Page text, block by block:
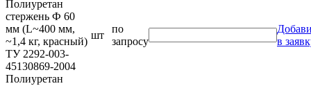
Полиуретан
стержень Ф 60
мм (L~400 мм,
~1,4 кг, красный)
ТУ 2292-003-
45130869-2004
шт
по
запросу
в
Полиуретан